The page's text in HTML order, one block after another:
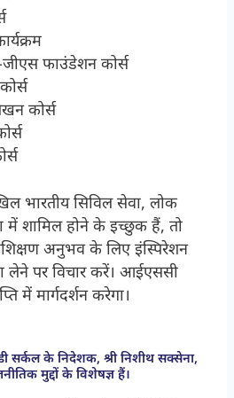
फाउंडेशन कोर्स
कोर्स
भारतीय सिविल सेवा, लोक
में शामिल होने के इच्छुक हैं, तो
अनुभव के लिए इंस्पिरेशन
लेने पर विचार करें। आईएससी
में मार्गदर्शन करेगा।
सर्कल के निदेशक, श्री निशीथ सक्सेना,
मुद्दों के विशेषज्ञ हैं।